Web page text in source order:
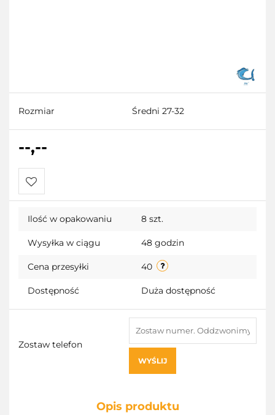
Rozmiar Średni 27-32
--,--
Ilość w opakowaniu 8 szt.
Wysyłka w ciągu 48 godzin
Cena przesyłki 40
Dostępność Duża dostępność
Zostaw telefon
WYŚLIJ
Opis produktu